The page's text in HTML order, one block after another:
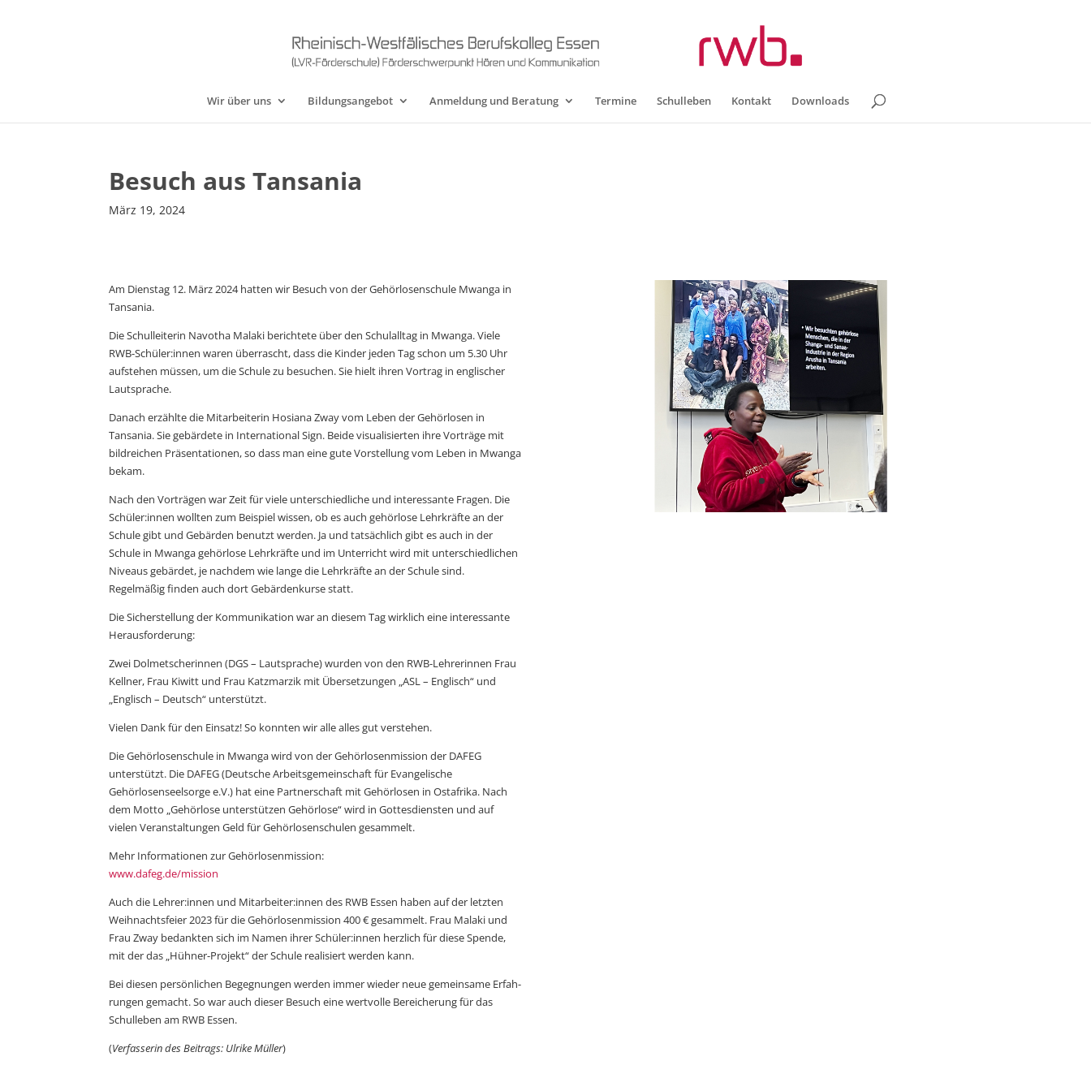
Wir über uns Bildungsangebot Anmeldung und Beratung Termine Schulleben Kontakt Downloads
Besuch aus Tansania
März 19, 2024
Am Dienstag 12. März 2024 hatten wir Besuch von der Gehörlosenschule Mwanga in
Tansania.
Die Schulleiterin Navotha Malaki berichtete über den Schulalltag in Mwanga. Viele
RWB-Schüler:innen waren überrascht, dass die Kinder jeden Tag schon um 5.30 Uhr
aufstehen müssen, um die Schule zu besuchen. Sie hielt ihren Vortrag in englischer
Lautsprache.
Danach erzählte die Mitarbeiterin Hosiana Zway vom Leben der Gehörlosen in
Tansania. Sie gebärdete in International Sign. Beide visualisierten ihre Vorträge mit
bildreichen Präsentationen, so dass man eine gute Vorstellung vom Leben in Mwanga
bekam.
Nach den Vorträgen war Zeit für viele unterschiedliche und interessante Fragen. Die
Schüler:innen wollten zum Beispiel wissen, ob es auch gehörlose Lehrkräfte an der
Schule gibt und Gebärden benutzt werden. Ja und tatsächlich gibt es auch in der
Schule in Mwanga gehörlose Lehrkräfte und im Unterricht wird mit unterschiedlichen
Niveaus gebärdet, je nachdem wie lange die Lehrkräfte an der Schule sind.
Regelmäßig finden auch dort Gebärdenkurse statt.
Die Sicherstellung der Kommunikation war an diesem Tag wirklich eine interessante
Herausforderung:
Zwei Dolmetscherinnen (DGS – Lautsprache) wurden von den RWB-Lehrerinnen Frau
Kellner, Frau Kiwitt und Frau Katzmarzik mit Übersetzungen „ASL – Englisch“ und
„Englisch – Deutsch“ unterstützt.
Vielen Dank für den Einsatz! So konnten wir alle alles gut verstehen.
Die Gehörlosenschule in Mwanga wird von der Gehörlosenmission der DAFEG
unterstützt. Die DAFEG (Deutsche Arbeitsgemeinschaft für Evangelische
Gehörlosenseelsorge e.V.) hat eine Partner­schaft mit Gehör­losen in Ost­afrika. Nach
dem Motto „Gehörlose unterstützen Gehörlose“ wird in Gottes­­diensten und auf
vielen Ver­an­stal­tungen Geld für Gehörlosen­­schulen gesammelt.
Mehr Informationen zur Gehörlosenmission:
www.dafeg.de/mission
Auch die Lehrer:innen und Mitarbeiter:innen des RWB Essen haben auf der letzten
Weihnachtsfeier 2023 für die Gehörlosenmission 400 € gesammelt. Frau Malaki und
Frau Zway bedankten sich im Namen ihrer Schüler:innen herzlich für diese Spende,
mit der das „Hühner-Projekt“ der Schule realisiert werden kann.
Bei diesen persönlichen Begegnungen werden immer wieder neue gemeinsame Erfah­­
rungen gemacht. So war auch dieser Besuch eine wertvolle Bereicherung für das
Schulleben am RWB Essen.
(Verfasserin des Beitrags: Ulrike Müller)